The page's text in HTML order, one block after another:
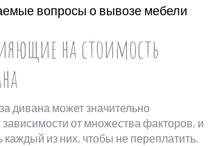
вопросы о вывозе мебели
на стоимость
дивана может значительно
зависимости от множества факторов, и
каждый из них, чтобы не переплатить.